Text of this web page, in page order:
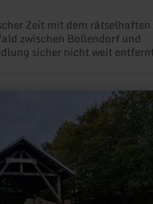
Zeit mit dem rätselhaften
zwischen Bollendorf und
sicher nicht weit